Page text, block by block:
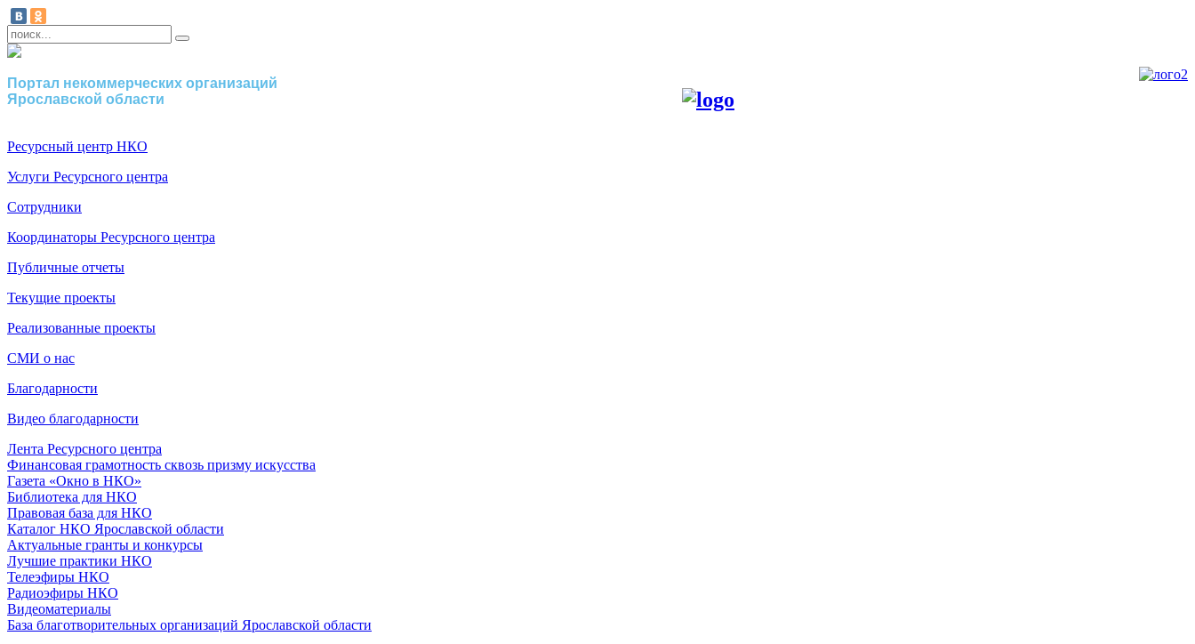
Портал некоммерческих организаций
Ярославской области
Ресурсный центр НКО
Услуги Ресурсного центра
Сотрудники
Координаторы Ресурсного центра
Публичные отчеты
Текущие проекты
Реализованные проекты
СМИ о нас
Благодарности
Видео благодарности
Лента Ресурсного центра
Финансовая грамотность сквозь призму искусства
Газета «Окно в НКО»
Библиотека для НКО
Правовая база для НКО
Каталог НКО Ярославской области
Актуальные гранты и конкурсы
Лучшие практики НКО
Телеэфиры НКО
Радиоэфиры НКО
Видеоматериалы
База благотворительных организаций Ярославской области